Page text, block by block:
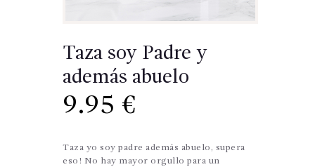
Taza soy Padre y
además abuelo
9.95 €
Taza yo soy padre además abuelo, supera
eso! No hay mayor orgullo para un